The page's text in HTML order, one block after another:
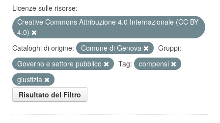
Licenze sulle risorse:
Creative Commons Attribuzione 4.0 Internazionale (CC BY
4.0)
Cataloghi di origine:
Comune di Genova
Gruppi:
Governo e settore pubblico
Tag:
compensi
giustizia
Risultato del Filtro